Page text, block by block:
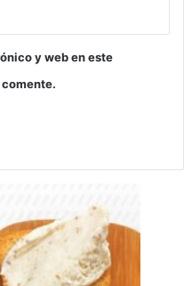
y web en este